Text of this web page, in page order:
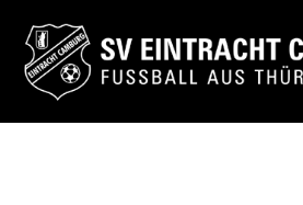
Inhalt
springen